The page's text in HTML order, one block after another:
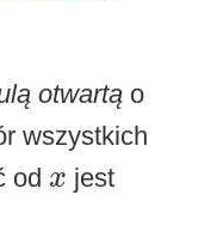
otwartą o
wszystkich
od x
x jest